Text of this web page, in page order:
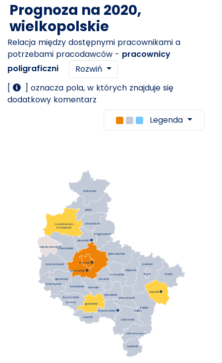
Prognoza na 2020,
wielkopolskie
Relacja między dostępnymi pracownikami a
potrzebami pracodawców - pracownicy
poligraficzni
Rozwiń
[
] oznacza pola, w których znajduje się
dodatkowy komentarz
Legenda
chodzieski
czarnkowsko
trzcianecki
gnieźnieński
gostyński
grodziski
jarociński
kaliski
kępiński
kolski
koniński
kościański
krotoszyński
leszczyński
międzychodzki
nowotomyski
obornicki 
ostrowski
ostrzeszowski
pilski
pleszewski
poznański 
rawicki
słupecki
szamotulski
średzki
śremski
turecki
wągrowiecki
wolsztyński
wrzesiński
złotowski
Kalisz
Konin
Leszno
Poznań 